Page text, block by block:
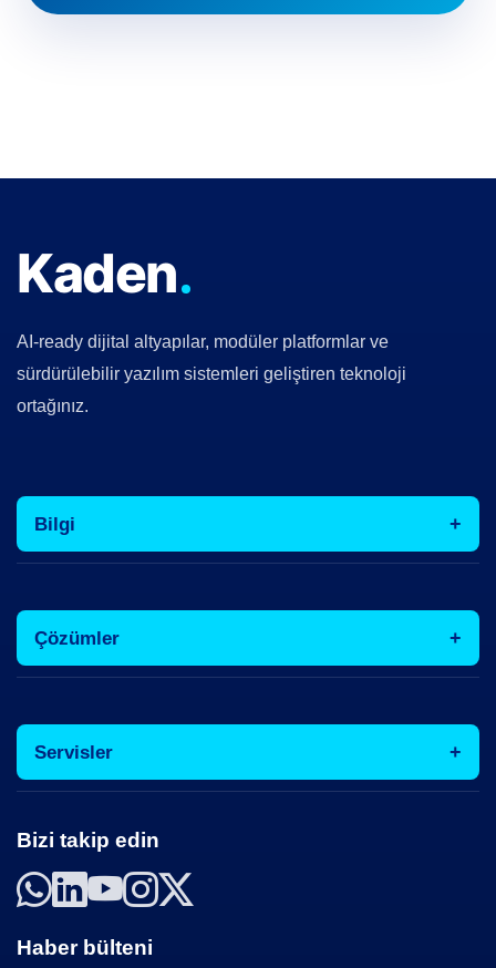
Kaden
AI-ready dijital altyapılar, modüler platformlar ve
sürdürülebilir yazılım sistemleri geliştiren teknoloji
ortağınız.
Bilgi
Çözümler
Servisler
Bizi takip edin
Haber bülteni